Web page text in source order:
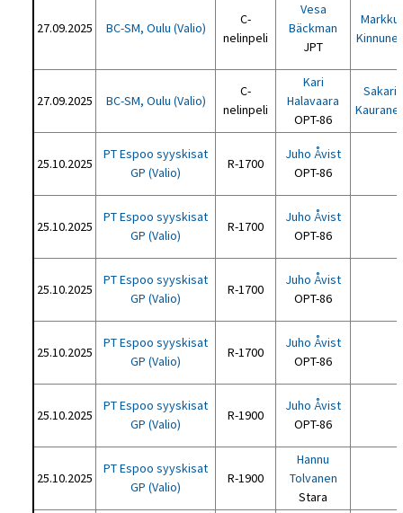
27.09.2025 BC-SM, Oulu (Valio)
C-
nelinpeli
Vesa
Bäckman
JPT
Markku
27.09.2025 BC-SM, Oulu (Valio)
C-
nelinpeli
Kari
Halavaara
OPT-86
Sakari
25.10.2025
PT Espoo syyskisat
GP (Valio)
R-1700
Juho Åvist
OPT-86
25.10.2025
PT Espoo syyskisat
GP (Valio)
R-1700
Juho Åvist
OPT-86
25.10.2025
PT Espoo syyskisat
GP (Valio)
R-1700
Juho Åvist
OPT-86
25.10.2025
PT Espoo syyskisat
GP (Valio)
R-1700
Juho Åvist
OPT-86
25.10.2025
PT Espoo syyskisat
GP (Valio)
R-1900
Juho Åvist
OPT-86
25.10.2025
PT Espoo syyskisat
GP (Valio)
R-1900
Hannu
Tolvanen
Stara